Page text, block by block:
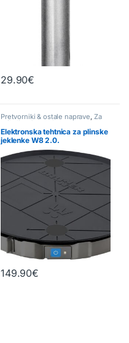
29.90€
Pretvorniki & ostale naprave, Za
prikolice & avtodome
Elektronska tehtnica za plinske
jeklenke W8 2.0.
149.90€